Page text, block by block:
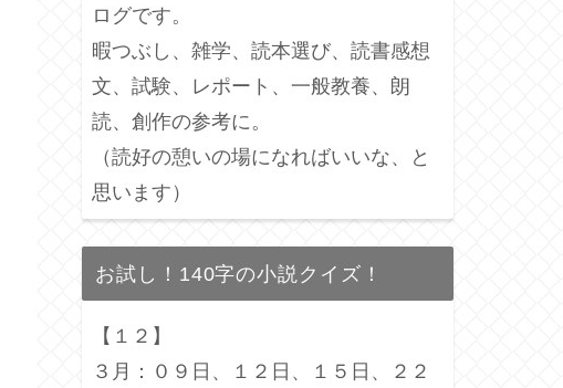
ログです。
暇つぶし、雑学、読本選び、読書感想
文、試験、レポート、一般教養、朗
読、創作の参考に。
（読好の憩いの場になればいいな、と
思います）
お試し！140字の小説クイズ！
【１２】
３月：０９日、１２日、１５日、２２